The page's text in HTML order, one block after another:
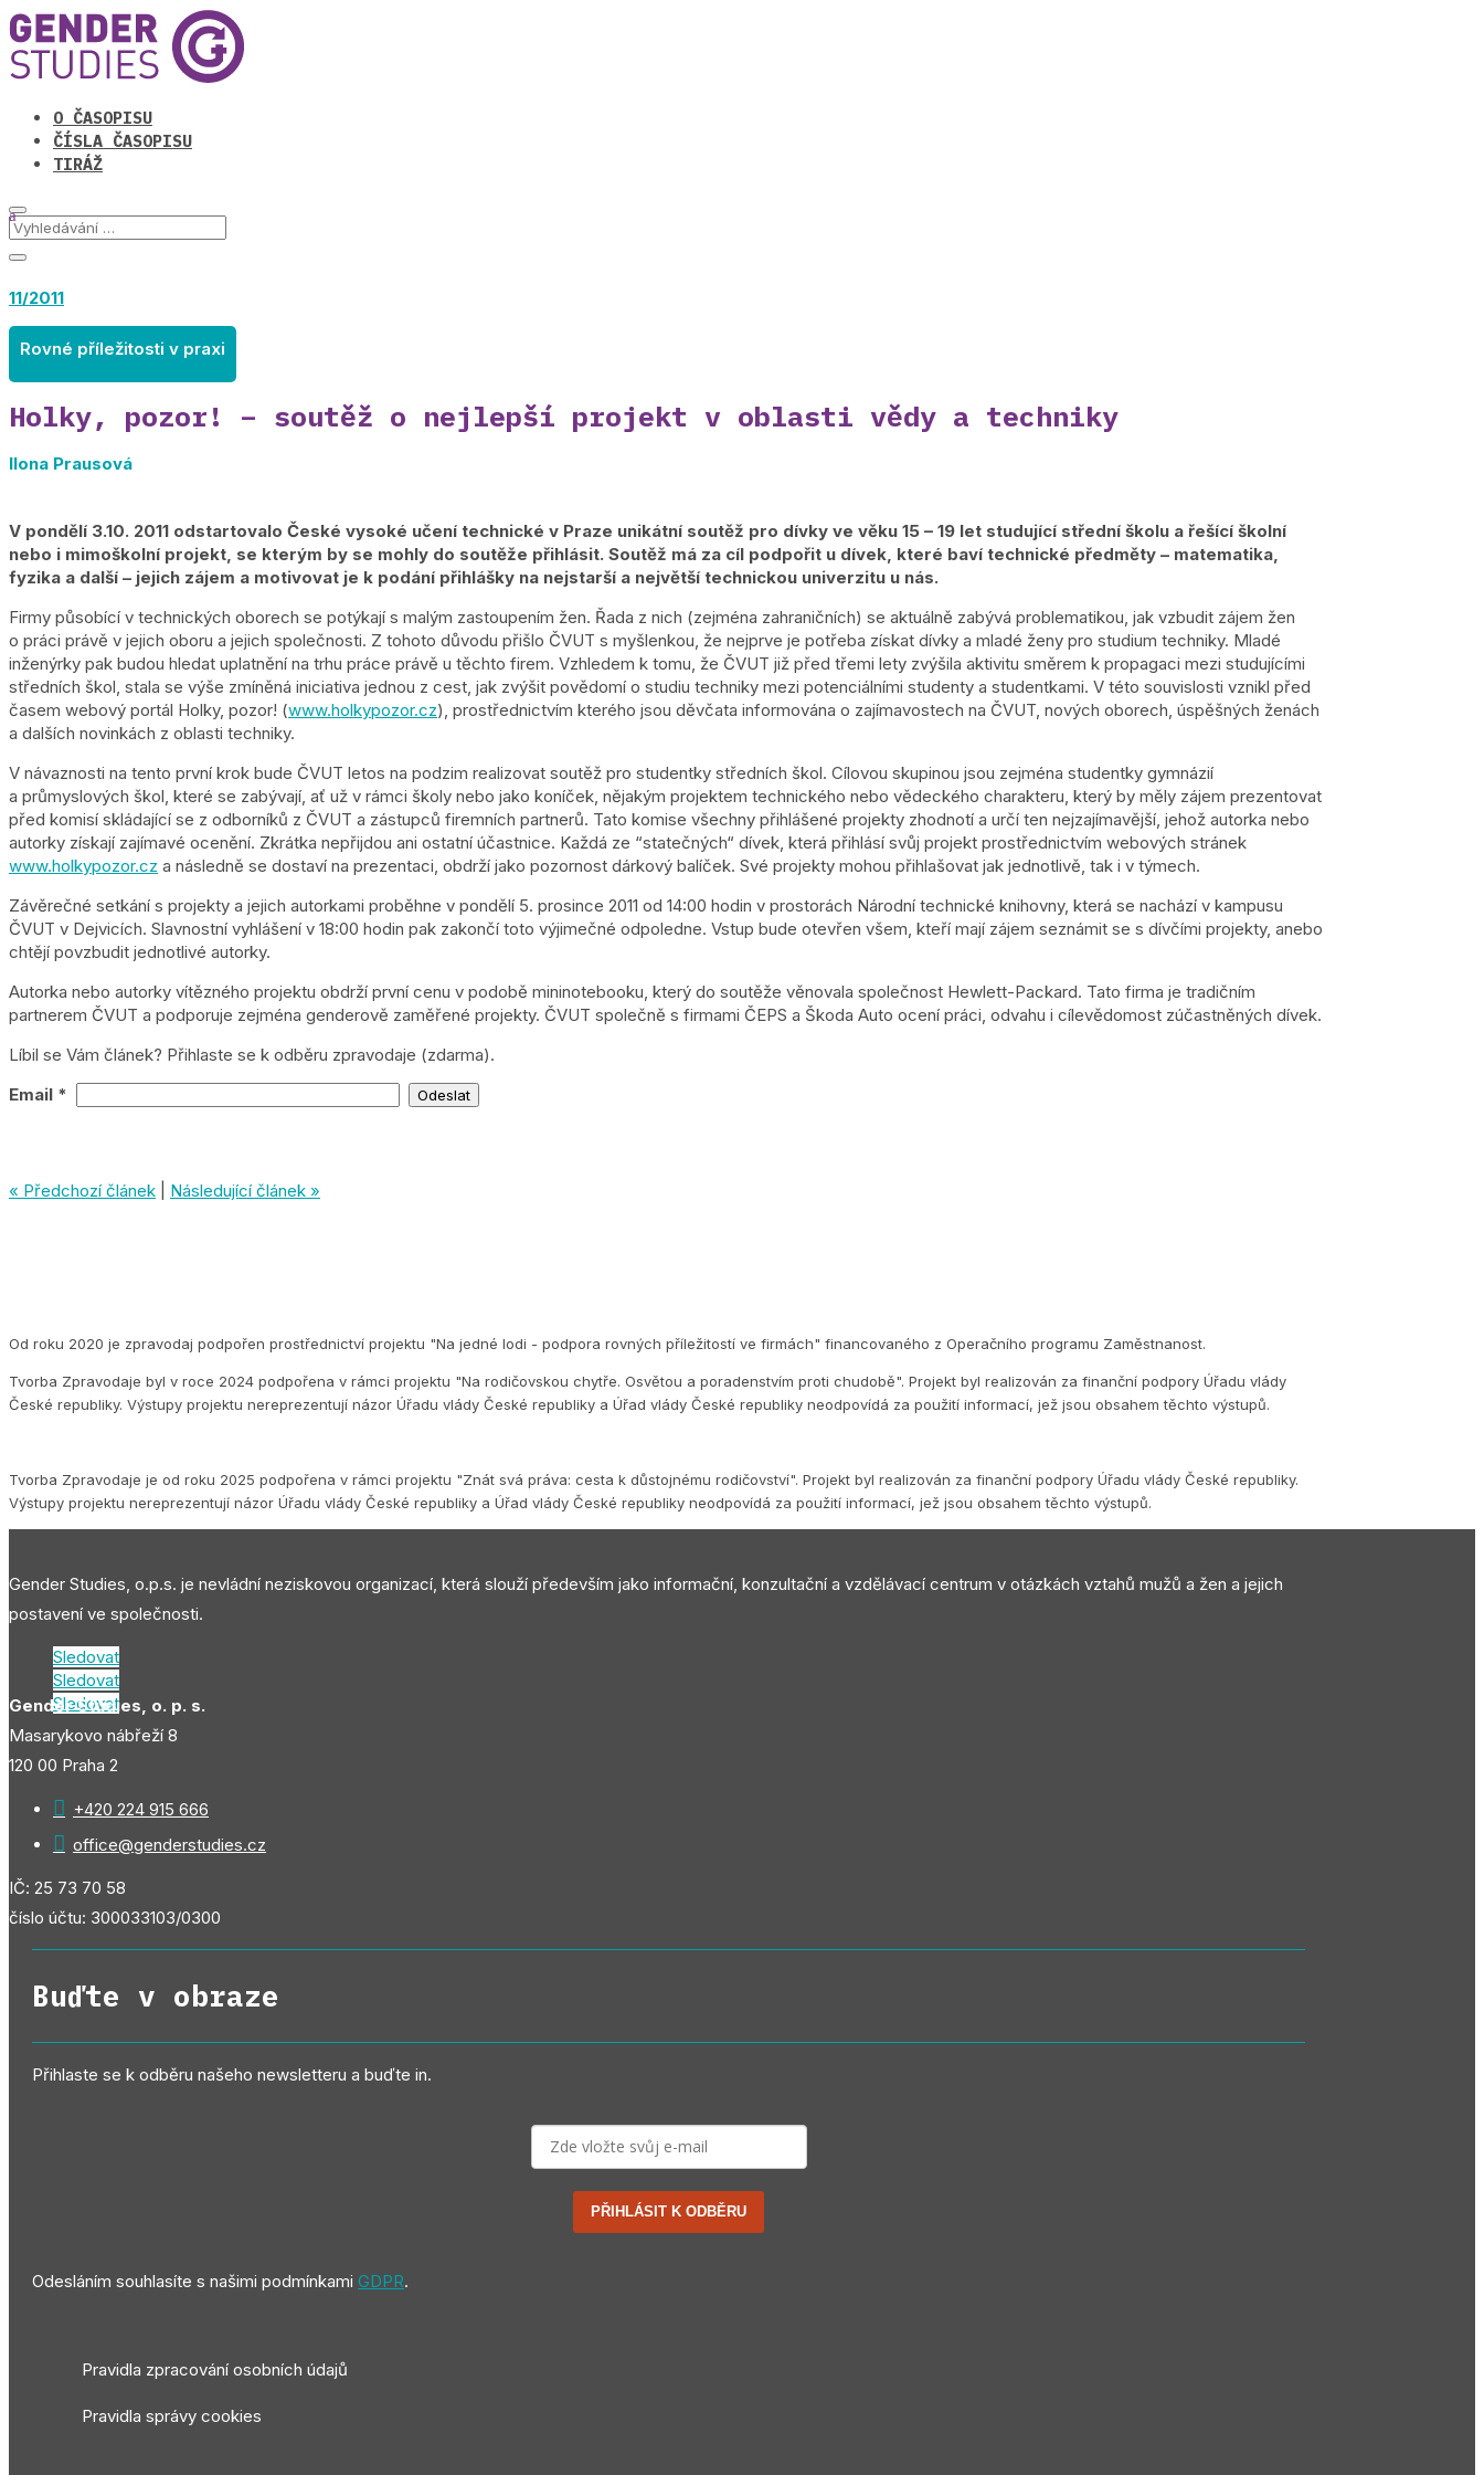
O ČASOPISU
ČÍSLA ČASOPISU
TIRÁŽ
11/2011
Rovné příležitosti v praxi
Holky, pozor! – soutěž o nejlepší projekt v oblasti vědy a techniky
Ilona Prausová
V pondělí 3.10. 2011 odstartovalo České vysoké učení technické v Praze unikátní soutěž pro dívky ve věku 15 – 19 let studující střední školu a řešící školní
nebo i mimoškolní projekt, se kterým by se mohly do soutěže přihlásit. Soutěž má za cíl podpořit u dívek, které baví technické předměty – matematika,
fyzika a další – jejich zájem a motivovat je k podání přihlášky na nejstarší a největší technickou univerzitu u nás.
Firmy působící v technických oborech se potýkají s malým zastoupením žen. Řada z nich (zejména zahraničních) se aktuálně zabývá problematikou, jak vzbudit zájem žen
o práci právě v jejich oboru a jejich společnosti. Z tohoto důvodu přišlo ČVUT s myšlenkou, že nejprve je potřeba získat dívky a mladé ženy pro studium techniky. Mladé
inženýrky pak budou hledat uplatnění na trhu práce právě u těchto firem. Vzhledem k tomu, že ČVUT již před třemi lety zvýšila aktivitu směrem k propagaci mezi studujícími
středních škol, stala se výše zmíněná iniciativa jednou z cest, jak zvýšit povědomí o studiu techniky mezi potenciálními studenty a studentkami. V této souvislosti vznikl před
časem webový portál Holky, pozor! (www.holkypozor.cz), prostřednictvím kterého jsou děvčata informována o zajímavostech na ČVUT, nových oborech, úspěšných ženách
a dalších novinkách z oblasti techniky.
V návaznosti na tento první krok bude ČVUT letos na podzim realizovat soutěž pro studentky středních škol. Cílovou skupinou jsou zejména studentky gymnázií
a průmyslových škol, které se zabývají, ať už v rámci školy nebo jako koníček, nějakým projektem technického nebo vědeckého charakteru, který by měly zájem prezentovat
před komisí skládající se z odborníků z ČVUT a zástupců firemních partnerů. Tato komise všechny přihlášené projekty zhodnotí a určí ten nejzajímavější, jehož autorka nebo
autorky získají zajímavé ocenění. Zkrátka nepřijdou ani ostatní účastnice. Každá ze “statečných“ dívek, která přihlásí svůj projekt prostřednictvím webových stránek
www.holkypozor.cz a následně se dostaví na prezentaci, obdrží jako pozornost dárkový balíček. Své projekty mohou přihlašovat jak jednotlivě, tak i v týmech.
Závěrečné setkání s projekty a jejich autorkami proběhne v pondělí 5. prosince 2011 od 14:00 hodin v prostorách Národní technické knihovny, která se nachází v kampusu
ČVUT v Dejvicích. Slavnostní vyhlášení v 18:00 hodin pak zakončí toto výjimečné odpoledne. Vstup bude otevřen všem, kteří mají zájem seznámit se s dívčími projekty, anebo
chtějí povzbudit jednotlivé autorky.
Autorka nebo autorky vítězného projektu obdrží první cenu v podobě mininotebooku, který do soutěže věnovala společnost Hewlett-Packard. Tato firma je tradičním
partnerem ČVUT a podporuje zejména genderově zaměřené projekty. ČVUT společně s firmami ČEPS a Škoda Auto ocení práci, odvahu i cílevědomost zúčastněných dívek.
Líbil se Vám článek? Přihlaste se k odběru zpravodaje (zdarma).
Email *
« Předchozí článek Následující článek »
Od roku 2020 je zpravodaj podpořen prostřednictví projektu "Na jedné lodi - podpora rovných příležitostí ve firmách" financovaného z Operačního programu Zaměstnanost.
Tvorba Zpravodaje byl v roce 2024 podpořena v rámci projektu "Na rodičovskou chytře. Osvětou a poradenstvím proti chudobě". Projekt byl realizován za finanční podpory Úřadu vlády
České republiky. Výstupy projektu nereprezentují názor Úřadu vlády České republiky a Úřad vlády České republiky neodpovídá za použití informací, jež jsou obsahem těchto výstupů.
Tvorba Zpravodaje je od roku 2025 podpořena v rámci projektu "Znát svá práva: cesta k důstojnému rodičovství". Projekt byl realizován za finanční podpory Úřadu vlády České republiky.
Výstupy projektu nereprezentují názor Úřadu vlády České republiky a Úřad vlády České republiky neodpovídá za použití informací, jež jsou obsahem těchto výstupů.
Gender Studies, o.p.s. je nevládní neziskovou organizací, která slouží především jako informační, konzultační a vzdělávací centrum v otázkách vztahů mužů a žen a jejich
postavení ve společnosti.
Sledovat
Sledovat
Sledovat
Gender Studies, o. p. s.
Masarykovo nábřeží 8
120 00 Praha 2
 +420 224 915 666
 office@genderstudies.cz
IČ: 25 73 70 58
číslo účtu: 300033103/0300
Buďte v obraze
Přihlaste se k odběru našeho newsletteru a buďte in.
PŘIHLÁSIT K ODBĚRU
Odesláním souhlasíte s našimi podmínkami GDPR.
Pravidla zpracování osobních údajů
Pravidla správy cookies